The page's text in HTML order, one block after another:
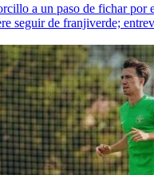
a un paso de fichar por
seguir de franjiverde;